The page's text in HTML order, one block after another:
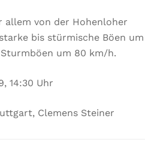
allem von der Hohenloher
bis stürmische Böen um
um 80 km/h.
14:30 Uhr
Clemens Steiner